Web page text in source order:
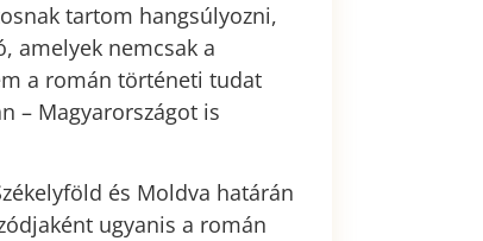
tartom hangsúlyozni,
amelyek nemcsak a
a román történeti tudat
– Magyarországot is
és Moldva határán
ugyanis a román